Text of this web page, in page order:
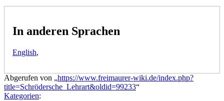
In anderen Sprachen
English,
Abgerufen von „https://www.freimaurer-wiki.de/index.php?
title=Schrödersche_Lehrart&oldid=99233“
Kategorien: